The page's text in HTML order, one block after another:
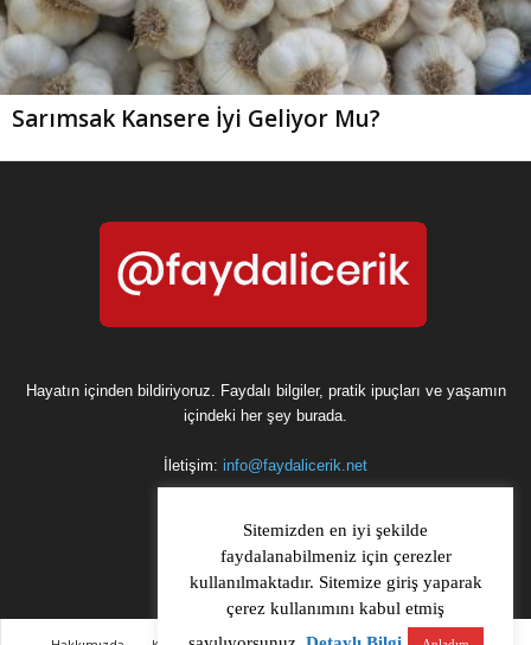
Sarımsak Kansere İyi Geliyor Mu?
Hayatın içinden bildiriyoruz. Faydalı bilgiler, pratik ipuçları ve yaşamın
içindeki her şey burada.
İletişim: info@faydalicerik.net
Sitemizden en iyi şekilde
faydalanabilmeniz için çerezler
kullanılmaktadır. Sitemize giriş yaparak
çerez kullanımını kabul etmiş